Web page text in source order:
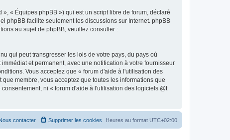
« Équipes phpBB ») qui est un script libre de forum, déclaré
phpBB facilite seulement les discussions sur Internet. phpBB
au sujet de phpBB, veuillez consulter :
qui peut transgresser les lois de votre pays, du pays où
et permanent, avec une notification à votre fournisseur
Vous acceptez que « forum d'aide à l'utilisation des
membre, vous acceptez que toutes les informations que
ni « forum d'aide à l'utilisation des logiciels @t
Heures au format UTC+02:00
Supprimer les cookies
contacter